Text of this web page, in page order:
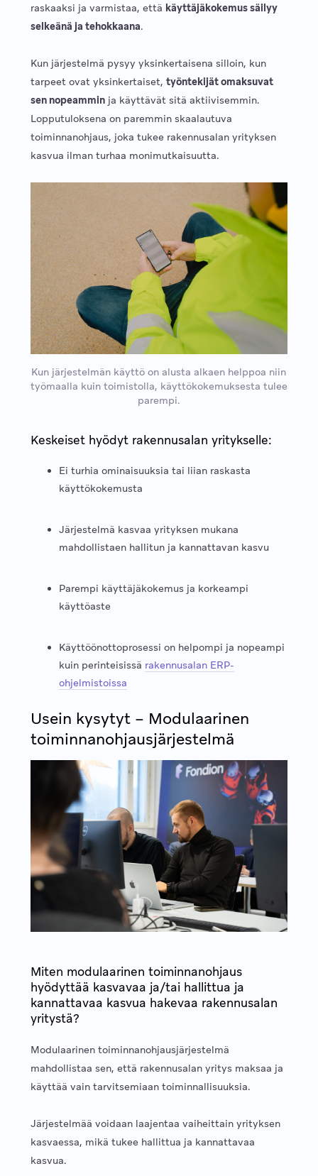
raskaaksi ja varmistaa, että käyttäjäkokemus säilyy
selkeänä ja tehokkaana.
Kun järjestelmä pysyy yksinkertaisena silloin, kun
tarpeet ovat yksinkertaiset, työntekijät omaksuvat
sen nopeamminja käyttävät sitä aktiivisemmin.
Lopputuloksena on paremmin skaalautuva
toiminnanohjaus, joka tukee rakennusalan yrityksen
kasvua ilman turhaa monimutkaisuutta.
Kun järjestelmän käyttö on alusta alkaen helppoa niin
työmaalla kuin toimistolla, käyttökokemuksesta tulee
parempi.
Keskeiset hyödyt rakennusalan yritykselle:
Ei turhia ominaisuuksia tai liian raskasta
käyttökokemusta
Järjestelmä kasvaa yrityksen mukana
mahdollistaen hallitun ja kannattavan kasvu
Parempi käyttäjäkokemus ja korkeampi
käyttöaste
Käyttöönottoprosessi on helpompi ja nopeampi
kuin perinteisissä rakennusalan ERP-
ohjelmistoissa
Usein kysytyt – Modulaarinen
toiminnanohjausjärjestelmä
Miten modulaarinen toiminnanohjaus
hyödyttää kasvavaa ja/tai hallittua ja
kannattavaa kasvua hakevaa rakennusalan
yritystä?
Modulaarinen toiminnanohjausjärjestelmä
mahdollistaa sen, että rakennusalan yritys maksaa ja
käyttää vain tarvitsemiaan toiminnallisuuksia.
Järjestelmää voidaan laajentaa vaiheittain yrityksen
kasvaessa, mikä tukee hallittua ja kannattavaa
kasvua.